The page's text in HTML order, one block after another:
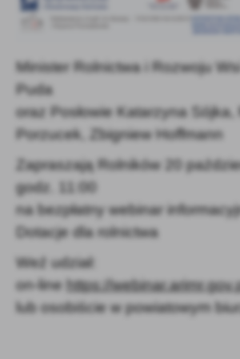
Firmy te działają w charakterze pośredników
treści w postaci wiadomości, ofert,
Minister Rolnictwa i Rozwoju
Puda
oraz Posłowie Katarzyna Sójka,
Porzucek, Zbigniew Hoffmann
Zapraszają Rolników 20
godz. 11:00
na bezpłatny webinar
Dotacje dlarolnictwa
Weź udział:
on-line https://
lub osobiście w powiatowym